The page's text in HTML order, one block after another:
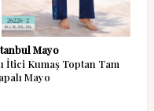
Mayo
İtici Kumaş Toptan Tam
Mayo